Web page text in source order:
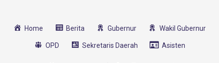
Home Berita Gubernur Wakil Gubernur
OPD Sekretaris Daerah Asisten